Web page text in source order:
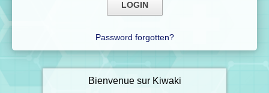
Password forgotten?
Bienvenue sur Kiwaki